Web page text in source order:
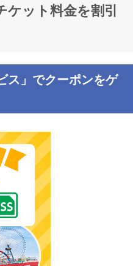
ケット料金を割引
ス 」でクーポンをゲ